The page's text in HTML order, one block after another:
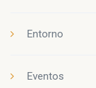
Entorno
Eventos